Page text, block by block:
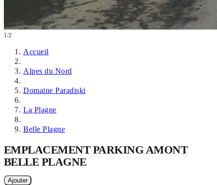
1/2
Accueil
Alpes du Nord
Domaine Paradiski
La Plagne
Belle Plagne
EMPLACEMENT PARKING AMONT
BELLE PLAGNE
Ajouter